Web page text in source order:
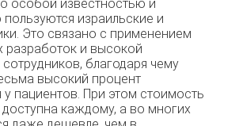
особой известностью и
израильские и
Это связано с применением
разработок и высокой
благодаря чему
высокий процент
пациентов. При этом стоимость
доступна каждому, а во многих